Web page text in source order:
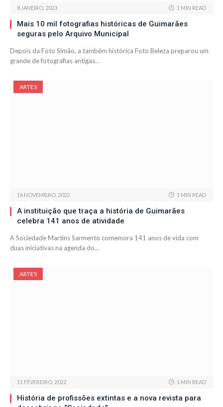
8 JANEIRO, 2023 1 MIN READ
Mais 10 mil fotografias históricas de Guimarães
seguras pelo Arquivo Municipal
Depois da Foto Simão, a também histórica Foto Beleza preparou um
grande de fotografias antigas…
ARTES
16 NOVEMBRO, 2022 1 MIN READ
A instituição que traça a história de Guimarães
celebra 141 anos de atividade
A Sociedade Martins Sarmento comemora 141 anos de vida com
duas iniciativas na agenda do…
ARTES
11 FEVEREIRO, 2022 1 MIN READ
História de profissões extintas e a nova revista para